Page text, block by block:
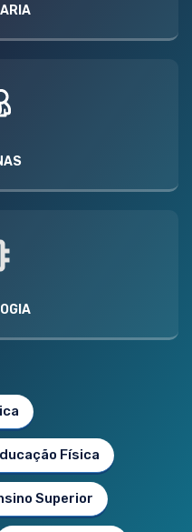
Física
Superior